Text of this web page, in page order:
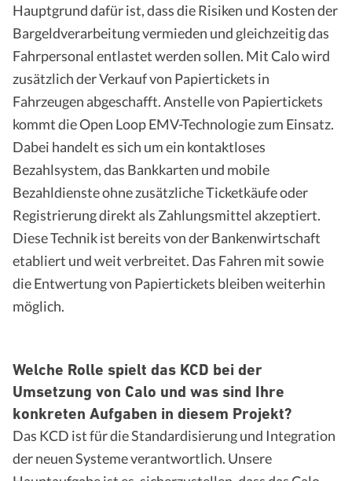
Hauptgrund dafür ist, dass die Risiken und Kosten der
Bargeldverarbeitung vermieden und gleichzeitig das
Fahrpersonal entlastet werden sollen. Mit Calo wird
zusätzlich der Verkauf von Papiertickets in
Fahrzeugen abgeschafft. Anstelle von Papiertickets
kommt die Open Loop EMV-Technologie zum Einsatz.
Dabei handelt es sich um ein kontaktloses
Bezahlsystem, das Bankkarten und mobile
Bezahldienste ohne zusätzliche Ticketkäufe oder
Registrierung direkt als Zahlungsmittel akzeptiert.
Diese Technik ist bereits von der Bankenwirtschaft
etabliert und weit verbreitet. Das Fahren mit sowie
die Entwertung von Papiertickets bleiben weiterhin
möglich.
Welche Rolle spielt das KCD bei der
Umsetzung von Calo und was sind Ihre
konkreten Aufgaben in diesem Projekt?
Das KCD ist für die Standardisierung und Integration
der neuen Systeme verantwortlich. Unsere